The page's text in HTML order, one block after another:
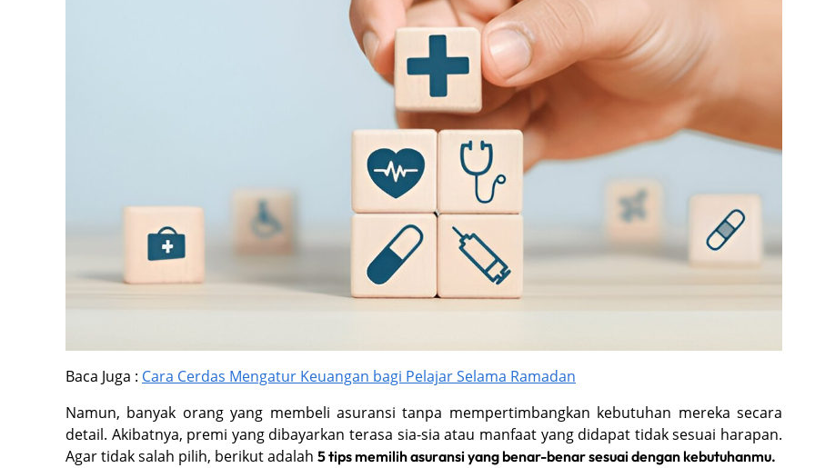
Baca Juga : Cara Cerdas Mengatur Keuangan bagi Pelajar Selama Ramadan
Namun, banyak orang yang membeli asuransi tanpa mempertimbangkan kebutuhan mereka secara
detail. Akibatnya, premi yang dibayarkan terasa sia-sia atau manfaat yang didapat tidak sesuai harapan.
Agar tidak salah pilih, berikut adalah 5 tips memilih asuransi yang benar-benar sesuai dengan kebutuhanmu.